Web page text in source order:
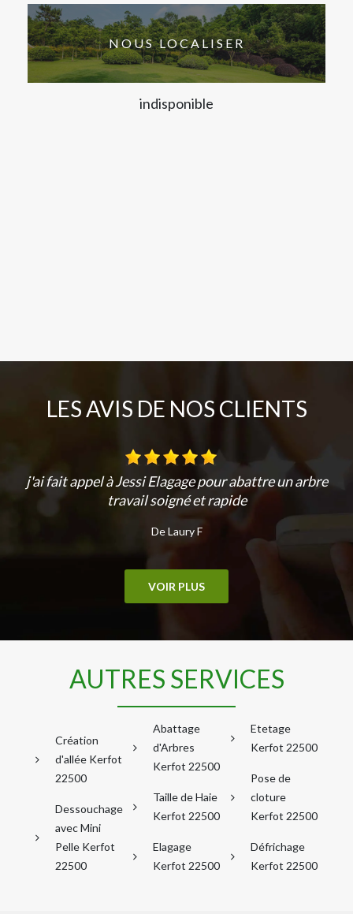
NOUS LOCALISER
indisponible
LES AVIS DE NOS CLIENTS
j'ai fait appel à Jessi Elagage pour abattre un arbre
travail soigné et rapide
De Laury F
VOIR PLUS
AUTRES SERVICES
Création
d'allée Kerfot
22500
Dessouchage
avec Mini
Pelle Kerfot
22500
Abattage
d'Arbres
Kerfot 22500
Taille de Haie
Kerfot 22500
Elagage
Kerfot 22500
Etetage
Kerfot 22500
Pose de
cloture
Kerfot 22500
Défrichage
Kerfot 22500